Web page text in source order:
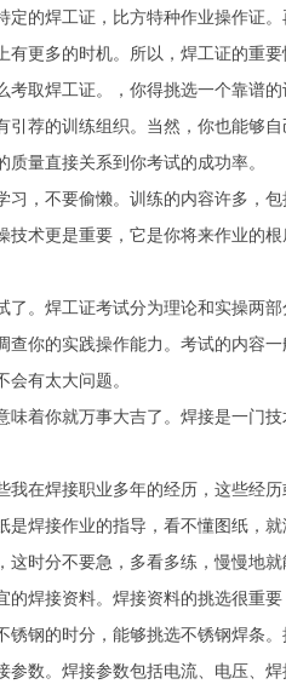
定的焊工证，比方特种作业操作证
有更多的时机。所以，焊工证的重要
考取焊工证。，你得挑选一个靠谱
引荐的训练组织。当然，你也能够
质量直接关系到你考试的成功率。
习，不要偷懒。训练的内容许多，
技术更是重要，它是你将来作业的
了。焊工证考试分为理论和实操两
查你的实践操作能力。考试的内容
有太大问题。
味着你就万事大吉了。焊接是一门
我在焊接职业多年的经历，这些经历
是焊接作业的指导，看不懂图纸，
这时分不要急，多看多练，慢慢地就
的焊接资料。焊接资料的挑选很重
锈钢的时分，能够挑选不锈钢焊条
参数。焊接参数包括电流、电压、